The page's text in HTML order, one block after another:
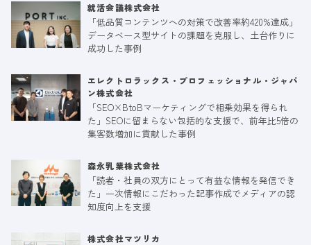
就活会議株式会社
「低品質コンテンツへの対策で改善率約420%達成」
データベース型サイトの課題を克服し、土台作りに
成功した事例
エレクトロラックス・プロフェッショナル・ジャパ
ン株式会社
「SEO×BtoBマーケティングで相乗効果を得られ
た」SEOに留まらない包括的な支援で、前年比5倍の
集客数増加に貢献した事例
森永乳業株式会社
「読者・社員の双方にとって有益な情報を発信でき
た」一次情報にこだわった記事作成でメディアの認
知度向上を支援
株式会社マツリカ